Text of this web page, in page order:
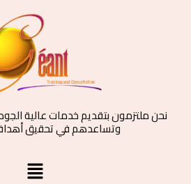
نحن ملتزمون بتقديم خدمات عالية
وتساعدهم في تحقيق
القائمة